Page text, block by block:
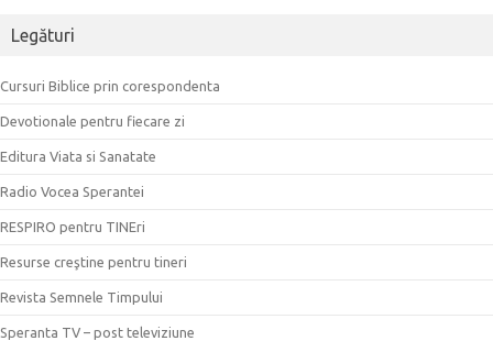
Legături
Cursuri Biblice prin corespondenta
Devotionale pentru fiecare zi
Editura Viata si Sanatate
Radio Vocea Sperantei
RESPIRO pentru TINEri
Resurse creştine pentru tineri
Revista Semnele Timpului
Speranta TV – post televiziune